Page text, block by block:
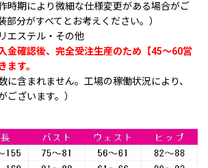
時期により微細な仕様変更がある場合がご
部分がすべてとお考えください。）
エステル・その他
金確認後、完全受注生産のため【45〜60営
ます。
に含まれません。工場の稼働状況により、
ございます。）